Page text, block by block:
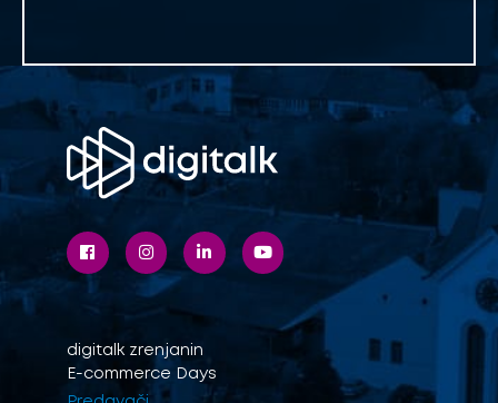
digitalk zrenjanin
E-commerce Days